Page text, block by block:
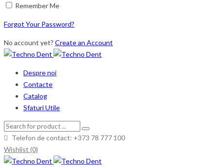
Remember Me
Forgot Your Password?
No account yet? Create an Account
Despre noi
Contacte
Catalog
Sfaturi Utile
Telefon de contact: +373 78 777 100
Wishlist (0)